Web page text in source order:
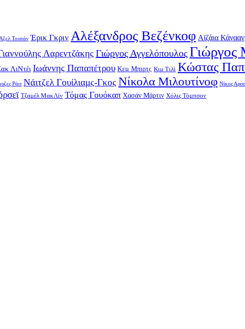
Τουπάν Έρικ Γκριν Αλέξανδρος Βεζένκοφ Αϊζάια Κάνααν
Λαρεντζάκης Γιώργος ΑγγελόπουλοςΓιώργος
ΛιΝτέι Ιωάννης Παπαπέτρου Κεμ Μπιρτς Κιμ Τιλί Κώστας
Ράιτ Νάιτζελ Γουίλιαμς-Γκος Νίκολα Μιλουτίνοφ Νίκος
Τζαμέλ ΜακΛίν Τόμας Γουόκαπ Χασάν Μάρτιν Χόλις Τόμπσον